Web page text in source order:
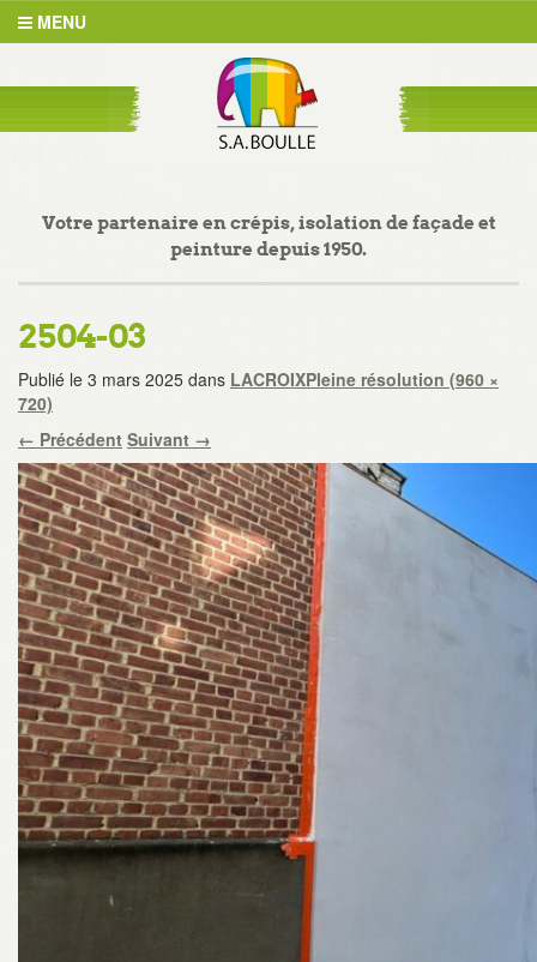
MENU
Votre partenaire en crépis, isolation de façade et
peinture depuis 1950.
2504-03
Publié le 3 mars 2025 dans LACROIXPleine résolution (960 ×
720)
← Précédent Suivant →